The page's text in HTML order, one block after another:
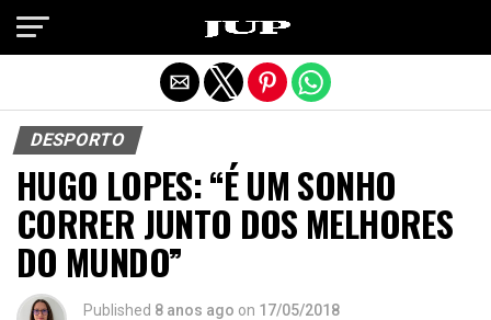
DESPORTO
HUGO LOPES: “É UM SONHO
CORRER JUNTO DOS MELHORES
DO MUNDO”
Published 8 anos ago on 17/05/2018
Exit mobile version